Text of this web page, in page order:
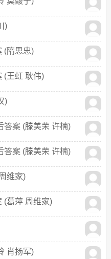
)
(隋思忠)
(王虹 耿伟)
)
答案 (滕美荣 许楠)
答案 (滕美荣 许楠)
维家)
(葛萍 周维家)
肖扬军)